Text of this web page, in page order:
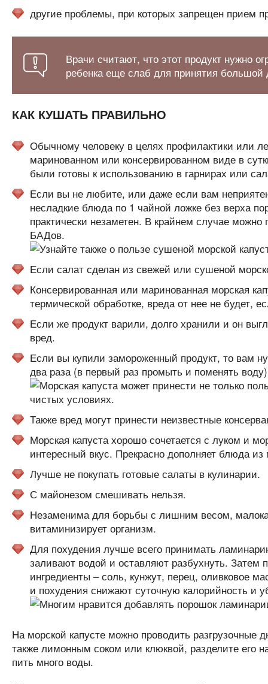
другие проблемы, при которых запрещен прием
Врачи считают, что этот продукт нужно
ребенка еще слаб для принятия большой
КАК КУШАТЬ ПРАВИЛЬНО
Обычному человеку в целях профилактики или
маринованном или консервированном виде в
были готовы к использованию в гарнирах или
Если вы не любите, или даже если вам
несладкие блюда по 1 чайной ложке без верха
практически незаметен. В крайнем случае
БАДов.
Если салат сделан из свежей или сушеной
Консервированная или маринованная морская
термической обработке, вреда от нее не будет,
Если же продукт варили, долго хранили и он
вред.
Если вы купили замороженный продукт, то вам
два раза (в первый раз промыть и поменять
Также вред могут принести неизвестные
Морская капуста хорошо сочетается с луком и
интересный вкус. Прекрасно дополняет блюда из
Лучше не покупать готовые салаты в кулинарии.
С майонезом смешивать нельзя.
Незаменима для борьбы с лишним весом,
витаминизирует организм.
Для похудения лучше всего принимать
заливают водой и оставляют разбухнуть.
ингредиенты – соль, кунжут, перец, оливковое
и похудения снижают суточную калорийность и
На морской капусте можно проводить разгрузочные
также лимонным соком или клюквой, разделите его
пить много воды.